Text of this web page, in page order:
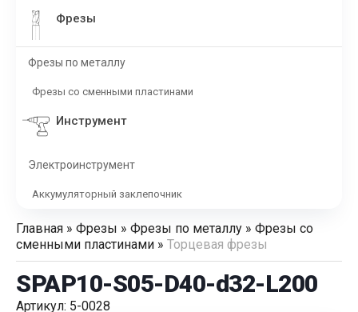
Фрезы
Фрезы по металлу
Фрезы со сменными пластинами
Инструмент
Электроинструмент
Аккумуляторный заклепочник
Главная » Фрезы » Фрезы по металлу » Фрезы со
сменными пластинами » Торцевая фрезы
SPAP10-S05-D40-d32-L200
Артикул: 5-0028